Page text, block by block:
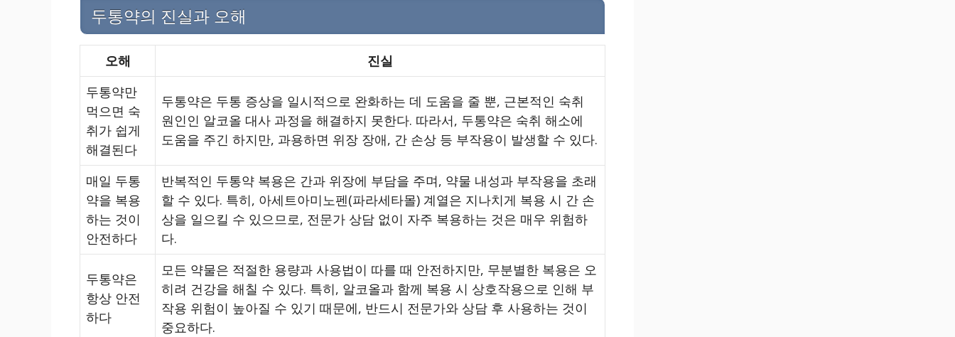
두통약의 진실과 오해
오해
진실
두통약만
먹으면 숙
취가 쉽게
해결된다
두통약은 두통 증상을 일시적으로 완화하는 데 도움을 줄 뿐, 근본적인 숙취
원인인 알코올 대사 과정을 해결하지 못한다. 따라서, 두통약은 숙취 해소에
도움을 주긴 하지만, 과용하면 위장 장애, 간 손상 등 부작용이 발생할 수 있다.
매일 두통
약을 복용
하는 것이
안전하다
반복적인 두통약 복용은 간과 위장에 부담을 주며, 약물 내성과 부작용을 초래
할 수 있다. 특히, 아세트아미노펜(파라세타몰) 계열은 지나치게 복용 시 간 손
상을 일으킬 수 있으므로, 전문가 상담 없이 자주 복용하는 것은 매우 위험하
다.
두통약은
항상 안전
하다
모든 약물은 적절한 용량과 사용법이 따를 때 안전하지만, 무분별한 복용은 오
히려 건강을 해칠 수 있다. 특히, 알코올과 함께 복용 시 상호작용으로 인해 부
작용 위험이 높아질 수 있기 때문에, 반드시 전문가와 상담 후 사용하는 것이
중요하다.